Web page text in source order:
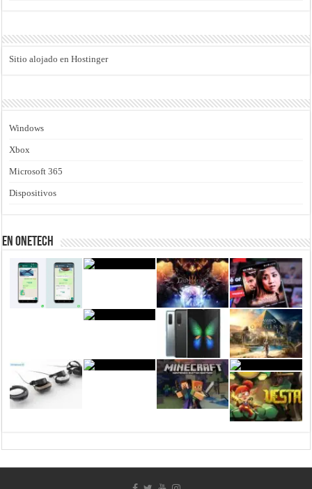
Sitio alojado en Hostinger
Windows
Xbox
Microsoft 365
Dispositivos
En Onetech